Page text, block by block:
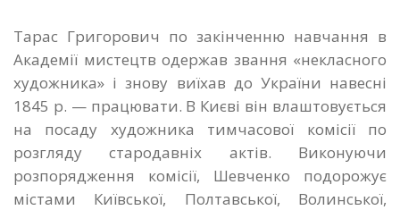
Тарас Григорович по закінченню навчання в
Академії мистецтв одержав звання «некласного
художника» і знову виїхав до України навесні
1845 р. — працювати. B Києві він влаштовується
на посаду художника тимчасової комісії по
розгляду стародавніх актів. Виконуючи
розпорядження комісії, Шевченко подорожує
містами Київської, Полтавської, Волинської,